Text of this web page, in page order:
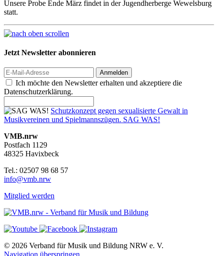
Unsere Probe Ende März findet in der Jugendherberge Wewelsburg
statt.
Jetzt Newsletter abonnieren
Anmelden
Ich möchte den Newsletter erhalten und akzeptiere die
Datenschutzerklärung.
Schutzkonzept gegen sexualisierte Gewalt in
Musikvereinen und Spielmannszügen. SAG WAS!
VMB.nrw
Postfach 1129
48325 Havixbeck
Tel.: 02507 98 68 57
info@vmb.nrw
Mitglied werden
© 2026 Verband für Musik und Bildung NRW e. V.